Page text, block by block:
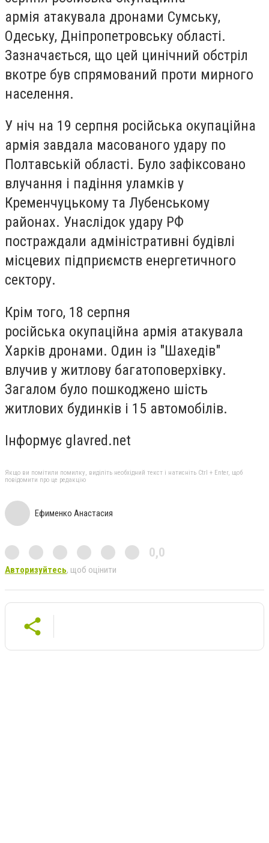
армія атакувала дронами Сумську,
Одеську, Дніпропетровську області.
Зазначається, що цей цинічний обстріл
вкотре був спрямований проти мирного
населення.
У ніч на 19 серпня російська окупаційна
армія завдала масованого удару по
Полтавській області. Було зафіксовано
влучання і падіння уламків у
Кременчуцькому та Лубенському
районах. Унаслідок удару РФ
постраждали адміністративні будівлі
місцевих підприємств енергетичного
сектору.
Крім того, 18 серпня
російська окупаційна армія атакувала
Харків дронами. Один із "Шахедів"
влучив у житлову багатоповерхівку.
Загалом було пошкоджено шість
житлових будинків і 15 автомобілів.
Інформує glavred.net
Якщо ви помітили помилку, виділіть необхідний текст і натисніть Ctrl + Enter, щоб
повідомити про це редакцію
Ефименко Анастасия
0,0
Авторизуйтесь, щоб оцінити